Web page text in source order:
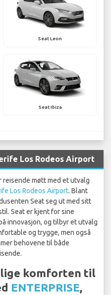
Seat Leon
Seat Ibiza
Los Rodeos Airport
reisende møtt med et utvalg
Los Rodeos Airport. Blant
Seat seg ut med sitt
Seat er kjent for sine
innovasjon, og tilbyr et utvalg
og trygge, men også
behovene til både
komforten til
ENTERPRISE,